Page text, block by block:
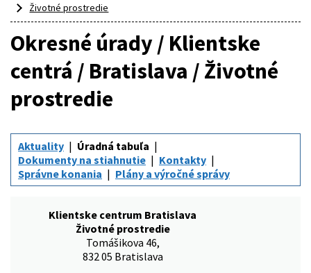
Životné prostredie
Okresné úrady / Klientske
centrá / Bratislava / Životné
prostredie
Aktuality
Úradná tabuľa
Dokumenty na stiahnutie
Kontakty
Správne konania
Plány a výročné správy
Klientske centrum Bratislava
Životné prostredie
Tomášikova 46,
832 05 Bratislava